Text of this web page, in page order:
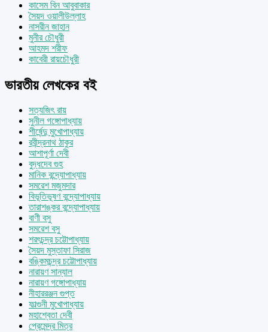
কাসেম বিন আবুবাকার
সৈয়দ ওয়ালীউল্লাহ
নাসরীন জাহান
মুনীর চৌধুরী
আহমদ শরীফ
কাবেরী রায়চৌধুরী
ভারতীয় লেখকের বই
সত্যজিৎ রায়
সুনীল গঙ্গোপাধ্যায়
শীর্ষেন্দু মুখোপাধ্যায়
রবীন্দ্রনাথ ঠাকুর
আশাপূর্ণা দেবী
বুদ্ধদেব গুহ
মানিক বন্দ্যোপাধ্যায়
সমরেশ মজুমদার
বিভূতিভূষণ বন্দ্যোপাধ্যায়
তারাশঙ্কর বন্দ্যোপাধ্যায়
বাণী বসু
সমরেশ বসু
শরৎচন্দ্র চট্টোপাধ্যায়
সৈয়দ মুস্তাফা সিরাজ
বঙ্কিমচন্দ্র চট্টোপাধ্যায়
নারায়ণ সান্যাল
নারায়ণ গঙ্গোপাধ্যায়
নীহাররঞ্জন গুপ্ত
ফাল্গুনী মুখোপাধ্যায়
মহাশ্বেতা দেবী
প্রেমেন্দ্র মিত্র